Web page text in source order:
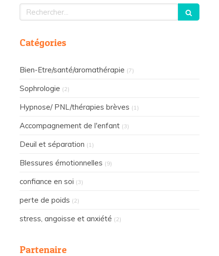
Rechercher
Catégories
Bien-Etre/santé/aromathérapie (7)
Sophrologie (2)
Hypnose/ PNL/thérapies brèves (1)
Accompagnement de l'enfant (3)
Deuil et séparation (1)
Blessures émotionnelles (9)
confiance en soi (3)
perte de poids (2)
stress, angoisse et anxiété (2)
Partenaire